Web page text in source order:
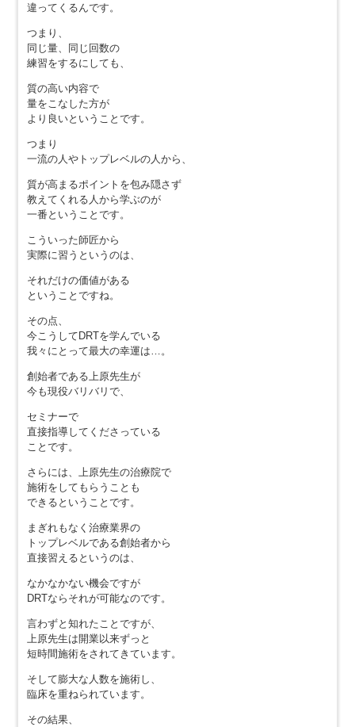
違ってくるんです。
つまり、
同じ量、同じ回数の
練習をするにしても、
質の高い内容で
量をこなした方が
より良いということです。
つまり
一流の人やトップレベルの人から、
質が高まるポイントを包み隠さず
教えてくれる人から学ぶのが
一番ということです。
こういった師匠から
実際に習うというのは、
それだけの価値がある
ということですね。
その点、
今こうしてDRTを学んでいる
我々にとって最大の幸運は…。
創始者である上原先生が
今も現役バリバリで、
セミナーで
直接指導してくださっている
ことです。
さらには、上原先生の治療院で
施術をしてもらうことも
できるということです。
まぎれもなく治療業界の
トップレベルである創始者から
直接習えるというのは、
なかなかない機会ですが
DRTならそれが可能なのです。
言わずと知れたことですが、
上原先生は開業以来ずっと
短時間施術をされてきています。
そして膨大な人数を施術し、
臨床を重ねられています。
その結果、